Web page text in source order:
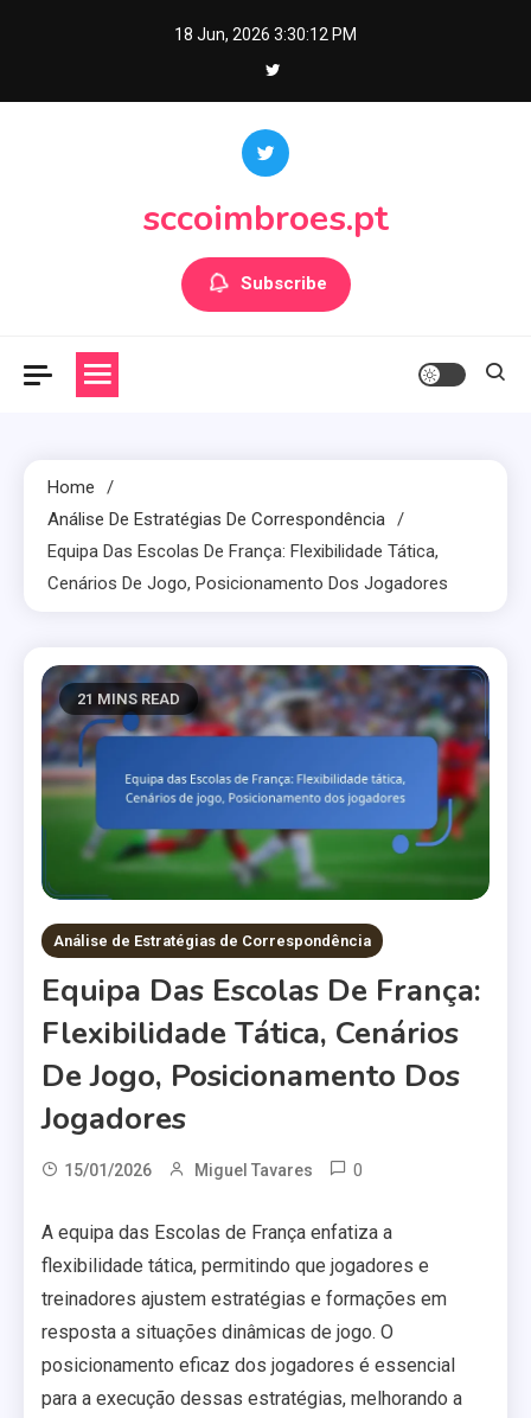
18 Jun, 2026 3:30:13 PM
sccoimbroes.pt
Subscribe
Home
Análise De Estratégias De Correspondência
Equipa Das Escolas De França: Flexibilidade Tática,
Cenários De Jogo, Posicionamento Dos Jogadores
21 MINS READ
Análise de Estratégias de Correspondência
Equipa Das Escolas De França:
Flexibilidade Tática, Cenários
De Jogo, Posicionamento Dos
Jogadores
15/01/2026 Miguel Tavares 0
A equipa das Escolas de França enfatiza a
flexibilidade tática, permitindo que jogadores e
treinadores ajustem estratégias e formações em
resposta a situações dinâmicas de jogo. O
posicionamento eficaz dos jogadores é essencial
para a execução dessas estratégias, melhorando a